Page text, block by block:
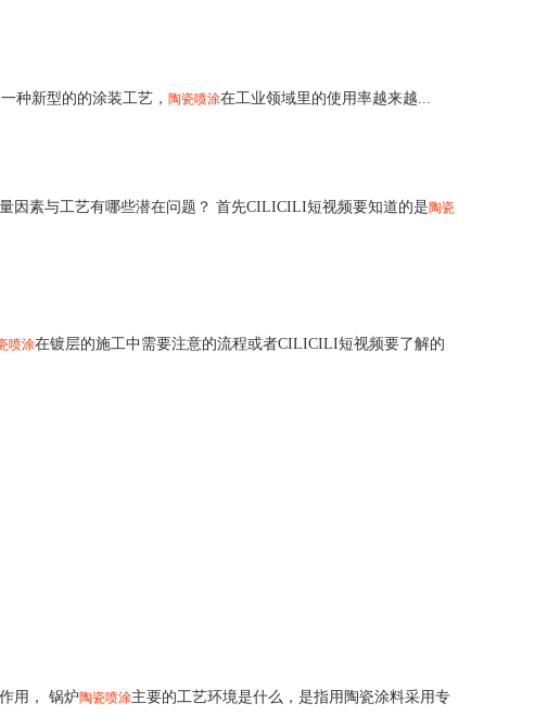
种新型的的涂装工艺， 陶瓷喷涂在工业领域里的使用率越来越...
因素与工艺有哪些潜在问题？ 首先CILICILI短视频要知道的是陶瓷
喷涂在镀层的施工中需要注意的流程或者CILICILI短视频要了解的
用， 锅炉陶瓷喷涂主要的工艺环境是什么，是指用陶瓷涂料采用专